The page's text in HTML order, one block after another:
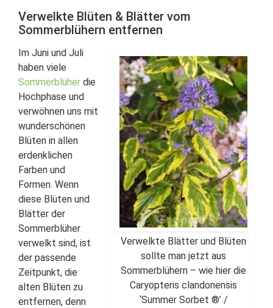
Verwelkte Blüten & Blätter vom
Sommerblühern entfernen
Verwelkte Blätter und Blüten
sollte man jetzt aus
Sommerblühern – wie hier die
Caryopteris clandonensis
‘Summer Sorbet ®’ /
Im Juni und Juli
haben viele
Sommerblüher die
Hochphase und
verwöhnen uns mit
wunderschönen
Blüten in allen
erdenklichen
Farben und
Formen. Wenn
diese Blüten und
Blätter der
Sommerblüher
verwelkt sind, ist
der passende
Zeitpunkt, die
alten Blüten zu
entfernen, denn